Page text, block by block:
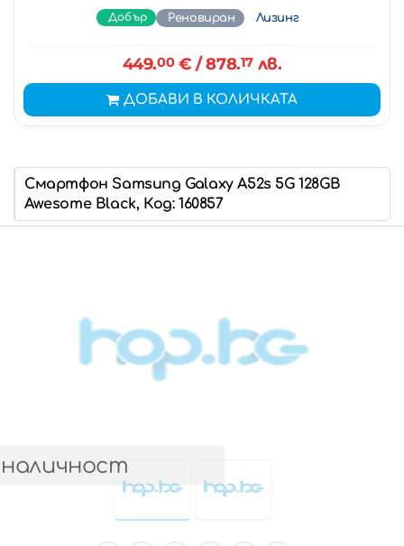
Добър Реновиран Лизинг
449.00€ / 878.17лв.
ДОБАВИ В КОЛИЧКАТА
Смартфон Samsung Galaxy A52s 5G 128GB
Awesome Black, Код: 160857